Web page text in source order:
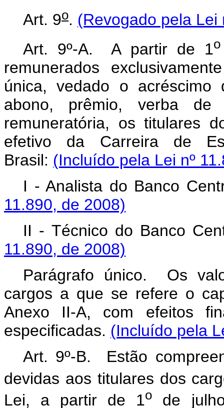
Art. 9o. (Revogado pela Lei
Art. 9º-A. A partir de 1o
remunerados
única, vedado o acréscimo
abono, prêmio, verba de
remuneratória, os titulares
efetivo da Carreira de
Brasil: (Incluído pela Lei nº
I - Analista do Banco
11.890, de 2008)
II - Técnico do Banco
11.890, de 2008)
Parágrafo único. Os
cargos a que se refere o
Anexo II-A, com efeitos
especificadas. (Incluído pela
Art. 9º-B. Estão
devidas aos titulares dos
Lei, a partir de 1o de